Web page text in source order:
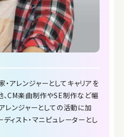
アレンジャーとしてキャリアを
、CM楽曲制作やSE制作など幅
レンジャーとしての活動に加
ィスト・マニピュレーターとし